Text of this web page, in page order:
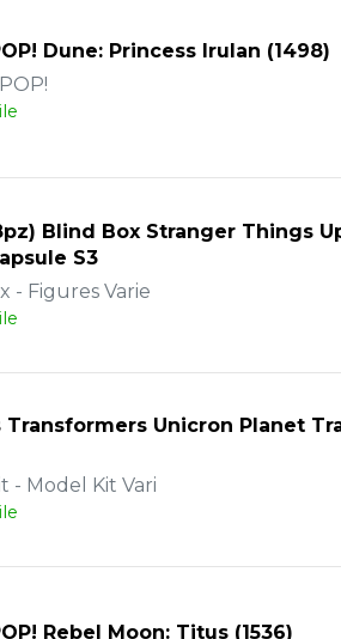
Dune: Princess Irulan (1498)
Blind Box Stranger Things
S3
- Figures Varie
Transformers Unicron Planet
- Model Kit Vari
Rebel Moon: Titus (1536)